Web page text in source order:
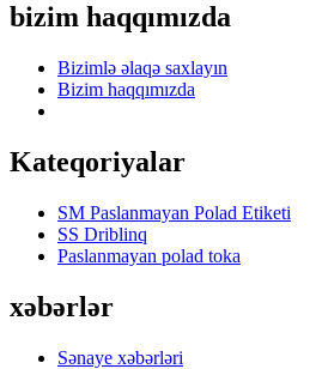
bizim haqqımızda
Bizimlə əlaqə saxlayın
Bizim haqqımızda
Kateqoriyalar
SM Paslanmayan Polad Etiketi
SS Driblinq
Paslanmayan polad toka
xəbərlər
Sənaye xəbərləri